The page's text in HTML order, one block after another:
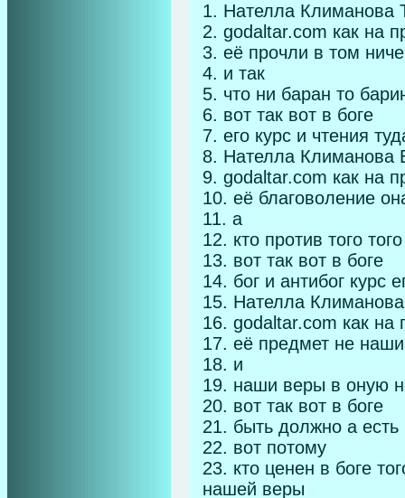
1. Нателла Климанова
2. godaltar.com как на
3. её прочли в том
4. и так
5. что ни баран то
6. вот так вот в боге
7. его курс и чтения
8. Нателла Климанова
9. godaltar.com как на
10. её благоволение
11. а
12. кто против того
13. вот так вот в боге
14. бог и антибог курс
15. Нателла
16. godaltar.com как на
17. её предмет не
18. и
19. наши веры в оную
20. вот так вот в боге
21. быть должно а есть
22. вот потому
23. кто ценен в боге
нашей веры